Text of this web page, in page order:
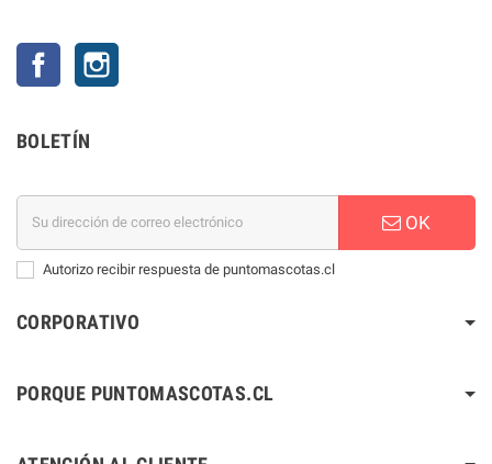
Facebook
BOLETÍN
OK
Autorizo recibir respuesta de puntomascotas.cl
CORPORATIVO
PORQUE PUNTOMASCOTAS.CL